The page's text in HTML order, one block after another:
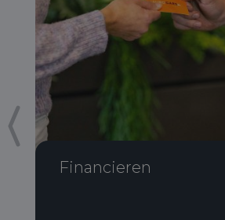
Financieren